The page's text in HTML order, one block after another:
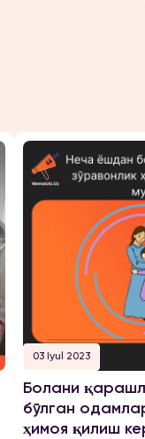
03 Iyul 2023
Болани
бўлган
ҳимоя қилиш